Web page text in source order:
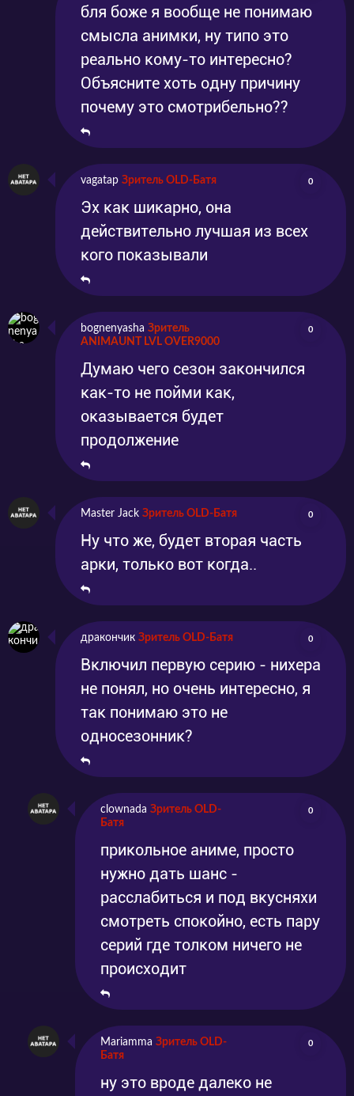
Эпизод 13 2025-06-29 2025-06-29
бля боже я вообще не понимаю
смысла анимки, ну типо это
реально кому-то интересно?
Объясните хоть одну причину
почему это смотрибельно??
vagatap Зритель OLD-Батя 0
Эх как шикарно, она
действительно лучшая из всех
кого показывали
bognenyasha Зритель
ANIMAUNT LVL OVER9000
0
Думаю чего сезон закончился
как-то не пойми как,
оказывается будет
продолжение
Master Jack Зритель OLD-Батя 0
Ну что же, будет вторая часть
арки, только вот когда..
дракончик Зритель OLD-Батя 0
Включил первую серию - нихера
не понял, но очень интересно, я
так понимаю это не
односезонник?
clownada Зритель OLD-
Батя
0
прикольное аниме, просто
нужно дать шанс -
расслабиться и под вкусняхи
смотреть спокойно, есть пару
серий где толком ничего не
происходит
Mariamma Зритель OLD-
Батя
0
ну это вроде далеко не